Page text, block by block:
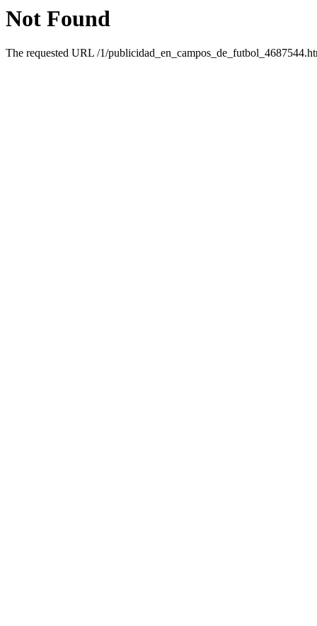
Not Found
The requested URL /1/